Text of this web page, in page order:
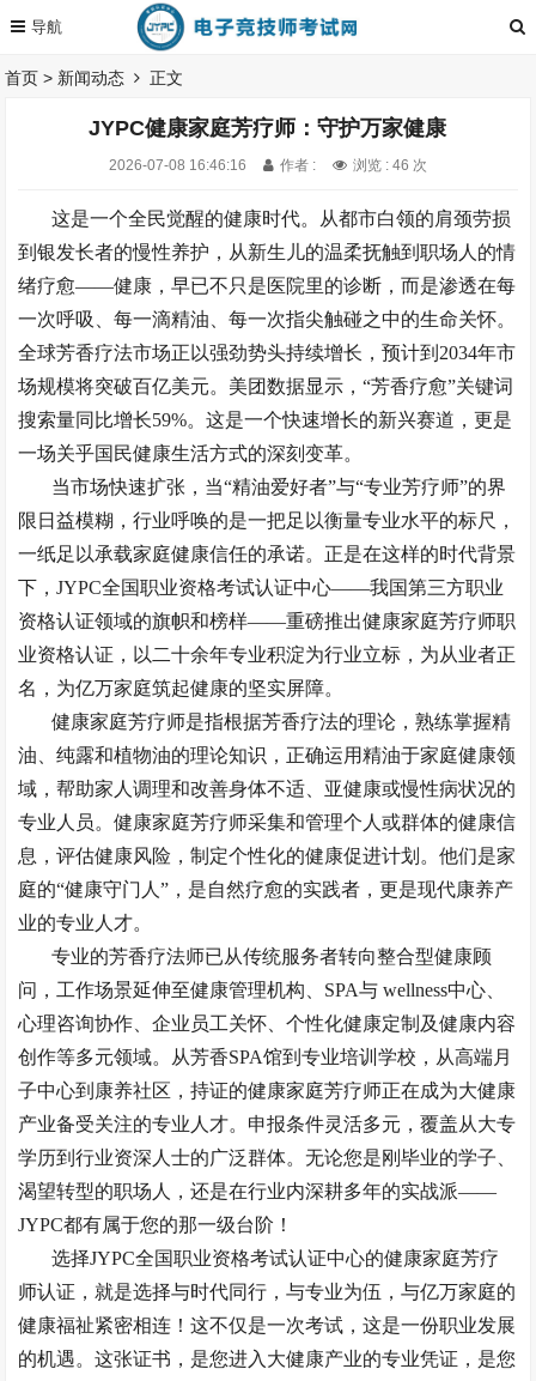
首页 > 新闻动态 正文
JYPC健康家庭芳疗师：守护万家健康
2026-07-08 16:46:16 作者 : 浏览 : 46 次
这是一个全民觉醒的健康时代。从都市白领的肩颈劳损
到银发长者的慢性养护，从新生儿的温柔抚触到职场人的情
绪疗愈——健康，早已不只是医院里的诊断，而是渗透在每
一次呼吸、每一滴精油、每一次指尖触碰之中的生命关怀。
全球芳香疗法市场正以强劲势头持续增长，预计到2034年市
场规模将突破百亿美元。美团数据显示，“芳香疗愈”关键词
搜索量同比增长59%。这是一个快速增长的新兴赛道，更是
一场关乎国民健康生活方式的深刻变革。
当市场快速扩张，当“精油爱好者”与“专业芳疗师”的界
限日益模糊，行业呼唤的是一把足以衡量专业水平的标尺，
一纸足以承载家庭健康信任的承诺。正是在这样的时代背景
下，JYPC全国职业资格考试认证中心——我国第三方职业
资格认证领域的旗帜和榜样——重磅推出健康家庭芳疗师职
业资格认证，以二十余年专业积淀为行业立标，为从业者正
名，为亿万家庭筑起健康的坚实屏障。
健康家庭芳疗师是指根据芳香疗法的理论，熟练掌握精
油、纯露和植物油的理论知识，正确运用精油于家庭健康领
域，帮助家人调理和改善身体不适、亚健康或慢性病状况的
专业人员。健康家庭芳疗师采集和管理个人或群体的健康信
息，评估健康风险，制定个性化的健康促进计划。他们是家
庭的“健康守门人”，是自然疗愈的实践者，更是现代康养产
业的专业人才。
专业的芳香疗法师已从传统服务者转向整合型健康顾
问，工作场景延伸至健康管理机构、 SPA与 wellness中心、
心理咨询协作、企业员工关怀、个性化健康定制及健康内容
创作等多元领域。从芳香SPA馆到专业培训学校，从高端月
子中心到康养社区，持证的健康家庭芳疗师正在成为大健康
产业备受关注的专业人才。申报条件灵活多元，覆盖从大专
学历到行业资深人士的广泛群体。无论您是刚毕业的学子、
渴望转型的职场人，还是在行业内深耕多年的实战派——
JYPC都有属于您的那一级台阶！
选择JYPC全国职业资格考试认证中心的健康家庭芳疗
师认证，就是选择与时代同行，与专业为伍，与亿万家庭的
健康福祉紧密相连！这不仅是一次考试，这是一份职业发展
的机遇。这张证书，是您进入大健康产业的专业凭证，是您